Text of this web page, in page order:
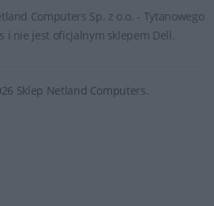
Computers Sp. z o.o. - Tytanowego
i nie jest oficjalnym sklepem Dell.
Sklep Netland Computers.